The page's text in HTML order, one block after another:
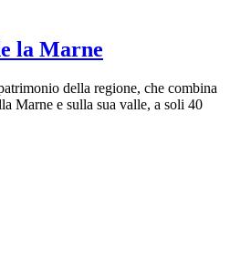
la Marne
della regione, che combina
Marne e sulla sua valle, a soli 40